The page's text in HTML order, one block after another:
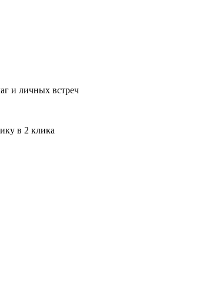
и личных встреч
в 2 клика